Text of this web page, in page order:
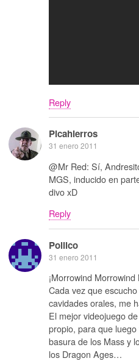
Reply
Picahierros
31 enero 2011
@Mr Red: Sí,
MGS, inducido en
divo xD
Reply
Pollico
31 enero 2011
¡Morrowind
Cada vez que
cavidades orales, me
El mejor videojuego
propio, para que
basura de los Mass y
los Dragon Ages…